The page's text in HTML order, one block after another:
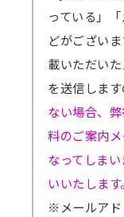
っている」
どがござい
載いただい
を送信します
ない場合、
料のご案内
なってしま
いいたします。
※メールアド